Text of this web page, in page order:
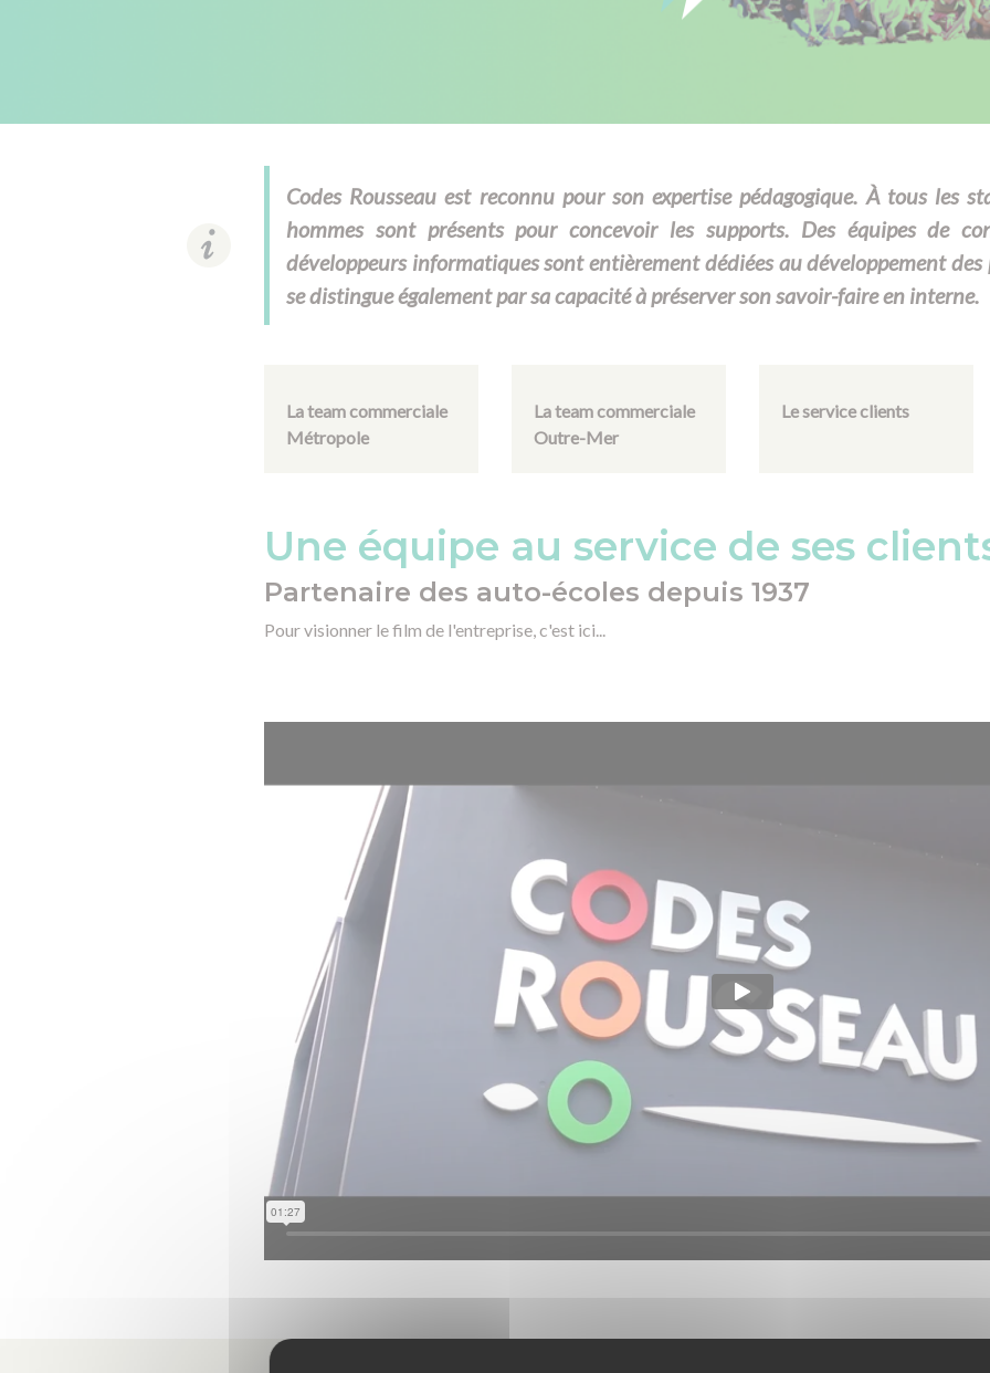
Codes Rousseau est reconnu pour son expertise pédagogique. À tous les
hommes sont présents pour concevoir les supports. Des équipes de
développeurs informatiques sont entièrement dédiées au développement des
se distingue également par sa capacité à préserver son savoir-faire en interne.
La team commerciale
Métropole
La team commerciale
Outre-Mer
Le service clients
Une équipe au service de ses
Partenaire des auto-écoles depuis 1937
Pour visionner le film de l'entreprise, c'est ici...